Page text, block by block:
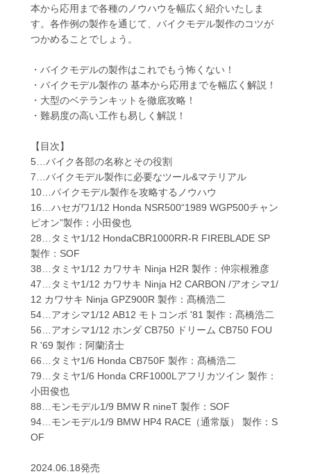
本から応用まで各種のノウハウを幅広く紹介いたしま
す。各作例の製作を通じて、バイクモデル製作のコツが
つかめることでしょう。
・バイクモデルの製作はこれでもう怖くない！
・バイクモデル製作の 基本から応用までを幅広く解説！
・大型のベテランキットを徹底攻略！
・難易度の高い工作も易しく解説！
【目次】
5…バイク各部の名称とその役割
7…バイクモデル製作に必要なツール&マテリアル
10…バイクモデル製作を攻略するノウハウ
16…ハセガワ1/12 Honda NSR500“1989 WGP500チャン
ピオン”製作：小田俊也
28…タミヤ1/12 HondaCBR1000RR-R FIREBLADE SP
製作：SOF
38…タミヤ1/12 カワサキ Ninja H2R 製作：仲宗根雅彦
47…タミヤ1/12 カワサキ Ninja H2 CARBON /アオシマ1/
12 カワサキ Ninja GPZ900R 製作：髙橋浩二
54…アオシマ1/12 AB12 モトコンポ '81 製作：髙橋浩二
56…アオシマ1/12 ホンダ CB750 ドリーム CB750 FOU
R '69 製作：阿蘭済士
66…タミヤ1/6 Honda CB750F 製作：髙橋浩二
79…タミヤ1/6 Honda CRF1000Lアフリカツイン 製作：
小田俊也
88…モンモデル1/9 BMW R nineT 製作：SOF
94…モンモデル1/9 BMW HP4 RACE（通常版） 製作：S
OF
2024.06.18発売